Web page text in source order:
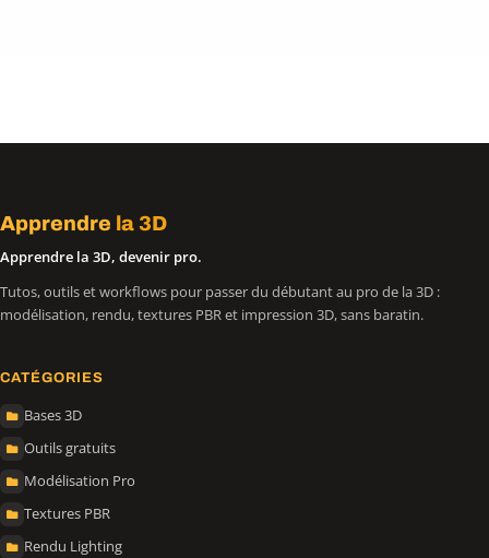
Apprendre la 3D
Apprendre la 3D, devenir pro.
Tutos, outils et workflows pour passer du débutant au pro de la 3D :
modélisation, rendu, textures PBR et impression 3D, sans baratin.
CATÉGORIES
Bases 3D
Outils gratuits
Modélisation Pro
Textures PBR
Rendu Lighting